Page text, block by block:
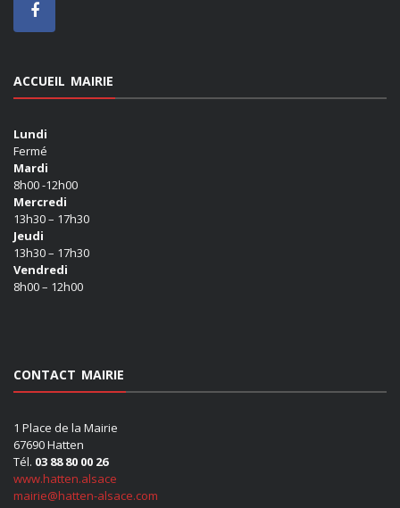
ACCUEIL MAIRIE
Lundi
Fermé
Mardi
8h00 -12h00
Mercredi
13h30 – 17h30
Jeudi
13h30 – 17h30
Vendredi
8h00 – 12h00
CONTACT MAIRIE
1 Place de la Mairie
67690 Hatten
Tél. 03 88 80 00 26
www.hatten.alsace
mairie@hatten-alsace.com